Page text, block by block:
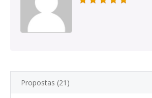
Propostas (21)